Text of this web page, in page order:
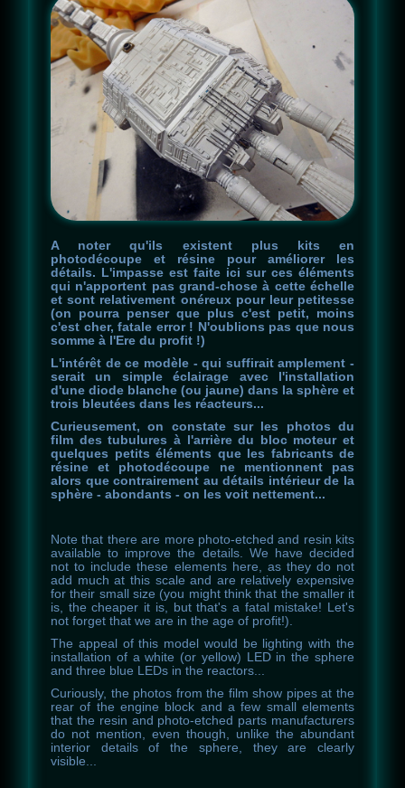
A noter qu'ils existent plus kits en
photodécoupe et résine pour améliorer les
détails. L'impasse est faite ici sur ces éléments
qui n'apportent pas grand-chose à cette échelle
et sont relativement onéreux pour leur petitesse
(on pourra penser que plus c'est petit, moins
c'est cher, fatale error ! N'oublions pas que nous
somme à l'Ere du profit !)
L'intérêt de ce modèle - qui suffirait amplement -
serait un simple éclairage avec l'installation
d'une diode blanche (ou jaune) dans la sphère et
trois bleutées dans les réacteurs...
Curieusement, on constate sur les photos du
film des tubulures à l'arrière du bloc moteur et
quelques petits éléments que les fabricants de
résine et photodécoupe ne mentionnent pas
alors que contrairement au détails intérieur de la
sphère - abondants - on les voit nettement...
Note that there are more photo-etched and resin kits
available to improve the details. We have decided
not to include these elements here, as they do not
add much at this scale and are relatively expensive
for their small size (you might think that the smaller it
is, the cheaper it is, but that's a fatal mistake! Let's
not forget that we are in the age of profit!).
The appeal of this model would be lighting with the
installation of a white (or yellow) LED in the sphere
and three blue LEDs in the reactors...
Curiously, the photos from the film show pipes at the
rear of the engine block and a few small elements
that the resin and photo-etched parts manufacturers
do not mention, even though, unlike the abundant
interior details of the sphere, they are clearly
visible...